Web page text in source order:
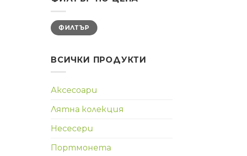
Минимална
цена
Максимална
ценаФИЛТЪР
ВСИЧКИ ПРОДУКТИ
Аксесоари
Лятна колекция
Несесери
Портмонета